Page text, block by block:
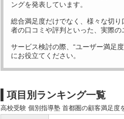
ングを発表しています。
総合満足度だけでなく、様々な切り
者の口コミや評判といった、実際の
サービス検討の際、“ユーザー満足
にお役立てください。
項目別ランキング一覧
高校受験 個別指導塾 首都圏の顧客満足度